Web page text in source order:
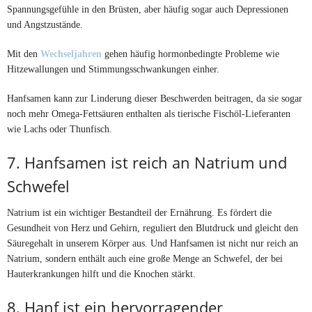
Spannungsgefühle in den Brüsten, aber häufig sogar auch Depressionen
und Angstzustände.
Mit den Wechseljahren gehen häufig hormonbedingte Probleme wie
Hitzewallungen und Stimmungsschwankungen einher.
Hanfsamen kann zur Linderung dieser Beschwerden beitragen, da sie sogar
noch mehr Omega-Fettsäuren enthalten als tierische Fischöl-Lieferanten
wie Lachs oder Thunfisch.
7. Hanfsamen ist reich an Natrium und
Schwefel
Natrium ist ein wichtiger Bestandteil der Ernährung. Es fördert die
Gesundheit von Herz und Gehirn, reguliert den Blutdruck und gleicht den
Säuregehalt in unserem Körper aus. Und Hanfsamen ist nicht nur reich an
Natrium, sondern enthält auch eine große Menge an Schwefel, der bei
Hauterkrankungen hilft und die Knochen stärkt.
8. Hanf ist ein hervorragender